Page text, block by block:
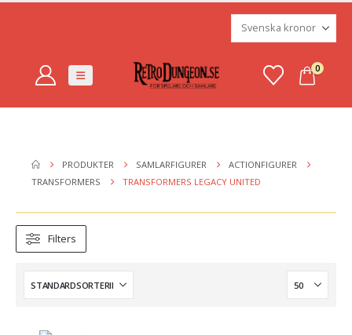
0
PRODUKTER SAMLARFIGURER
ACTIONFIGURER
TRANSFORMERS
TRANSFORMERS LEGACY UNITED
Filters